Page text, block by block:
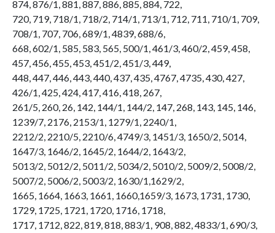
874, 876/1, 881, 887, 886, 885, 884, 722,
720, 719, 718/1, 718/2, 714/1, 713/1, 712, 711, 710/1, 709,
708/1, 707, 706, 689/1, 4839, 688/6,
668, 602/1, 585, 583, 565, 500/1, 461/3, 460/2, 459, 458,
457, 456, 455, 453, 451/2, 451/3, 449,
448, 447, 446, 443, 440, 437, 435, 4767, 4735, 430, 427,
426/1, 425, 424, 417, 416, 418, 267,
261/5, 260, 26, 142, 144/1, 144/2, 147, 268, 143, 145, 146,
1239/7, 2176, 2153/1, 1279/1, 2240/1,
2212/2, 2210/5, 2210/6, 4749/3, 1451/3, 1650/2, 5014,
1647/3, 1646/2, 1645/2, 1644/2, 1643/2,
5013/2, 5012/2, 5011/2, 5034/2, 5010/2, 5009/2, 5008/2,
5007/2, 5006/2, 5003/2, 1630/1,1629/2,
1665, 1664, 1663, 1661, 1660,1659/3, 1673, 1731, 1730,
1729, 1725, 1721, 1720, 1716, 1718,
1717, 1712, 822, 819, 818, 883/1, 908, 882, 4833/1, 690/3,